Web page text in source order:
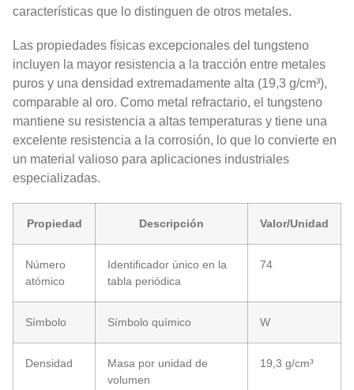
características que lo distinguen de otros metales.
Las propiedades físicas excepcionales del tungsteno
incluyen la mayor resistencia a la tracción entre metales
puros y una densidad extremadamente alta (19,3 g/cm³),
comparable al oro. Como metal refractario, el tungsteno
mantiene su resistencia a altas temperaturas y tiene una
excelente resistencia a la corrosión, lo que lo convierte en
un material valioso para aplicaciones industriales
especializadas.
Propiedad Descripción Valor/Unidad
Número
atómico
Identificador único en la
tabla periódica
74
Símbolo Símbolo químico W
Densidad
Masa por unidad de
volumen
19,3 g/cm³